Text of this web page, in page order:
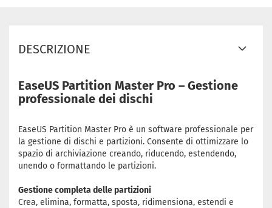
DESCRIZIONE
EaseUS Partition Master Pro – Gestione
professionale dei dischi
EaseUS Partition Master Pro è un software professionale per
la gestione di dischi e partizioni. Consente di ottimizzare lo
spazio di archiviazione creando, riducendo, estendendo,
unendo o formattando le partizioni.
Gestione completa delle partizioni
Crea, elimina, formatta, sposta, ridimensiona, estendi e